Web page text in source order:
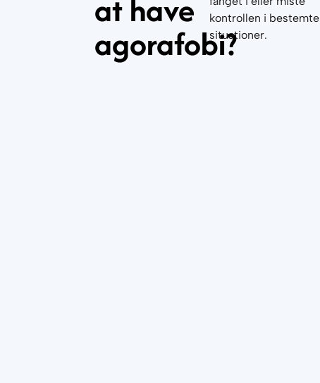
at have
agorafobi?
kontrollen i bestemte
situationer.